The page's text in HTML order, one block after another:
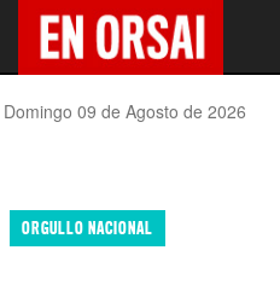
Domingo 09 de Agosto de 2026
ORGULLO NACIONAL